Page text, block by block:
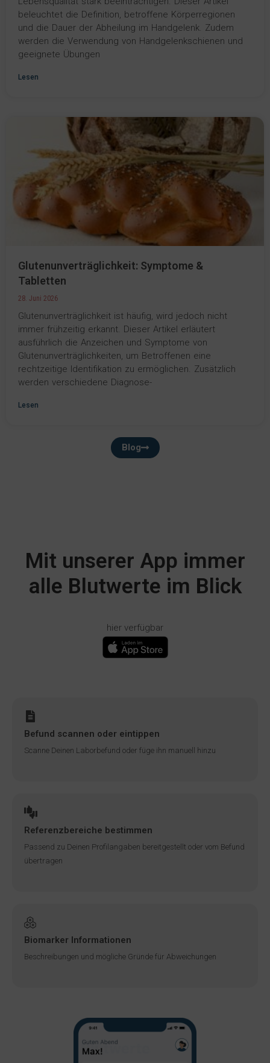
beleuchtet die Definition, betroffene Körperregionen
und die Dauer der Abheilung im Handgelenk. Zudem
werden die Verwendung von Handgelenkschienen und
geeignete Übungen
Lesen
Glutenunverträglichkeit: Symptome &
Tabletten
28. Juni 2026
Glutenunverträglichkeit ist häufig, wird jedoch nicht
immer frühzeitig erkannt. Dieser Artikel erläutert
ausführlich die Anzeichen und Symptome von
Glutenunverträglichkeiten, um Betroffenen eine
rechtzeitige Identifikation zu ermöglichen. Zusätzlich
werden verschiedene Diagnose-
Lesen
Blog
Mit unserer App immer
alle Blutwerte im Blick
hier verfügbar
Befund scannen oder eintippen
Scanne Deinen Laborbefund oder füge ihn manuell hinzu
Referenzbereiche bestimmen
Passend zu Deinen Profilangaben bereitgestellt oder vom Befund
übertragen
Biomarker Informationen
Beschreibungen und mögliche Gründe für Abweichungen